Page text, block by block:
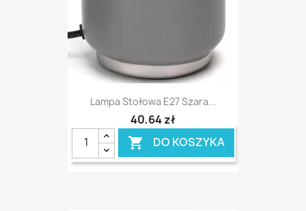
Lampa Stołowa E27 Szara...
40,64 zł
 DO KOSZYKA